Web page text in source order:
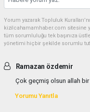
Yorum yazarak Topluluk
kizilcahamamhaber.com sitesine
tüm sorumluluğu tek başınıza
yönetimi hiçbir şekilde sorumlu
Ramazan özdemir
Çok geçmiş olsun allah bir
Yorumu Yanıtla